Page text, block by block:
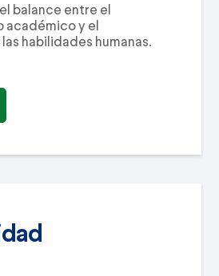
balance entre el
académico y el
habilidades humanas.